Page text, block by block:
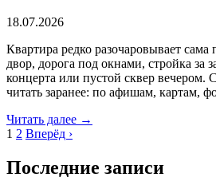
18.07.2026
Квартира редко разочаровывает
двор, дорога под окнами, стройка за
концерта или пустой сквер вечером.
читать заранее: по афишам, картам,
Читать далее →
1 2 Вперёд ›
Последние записи